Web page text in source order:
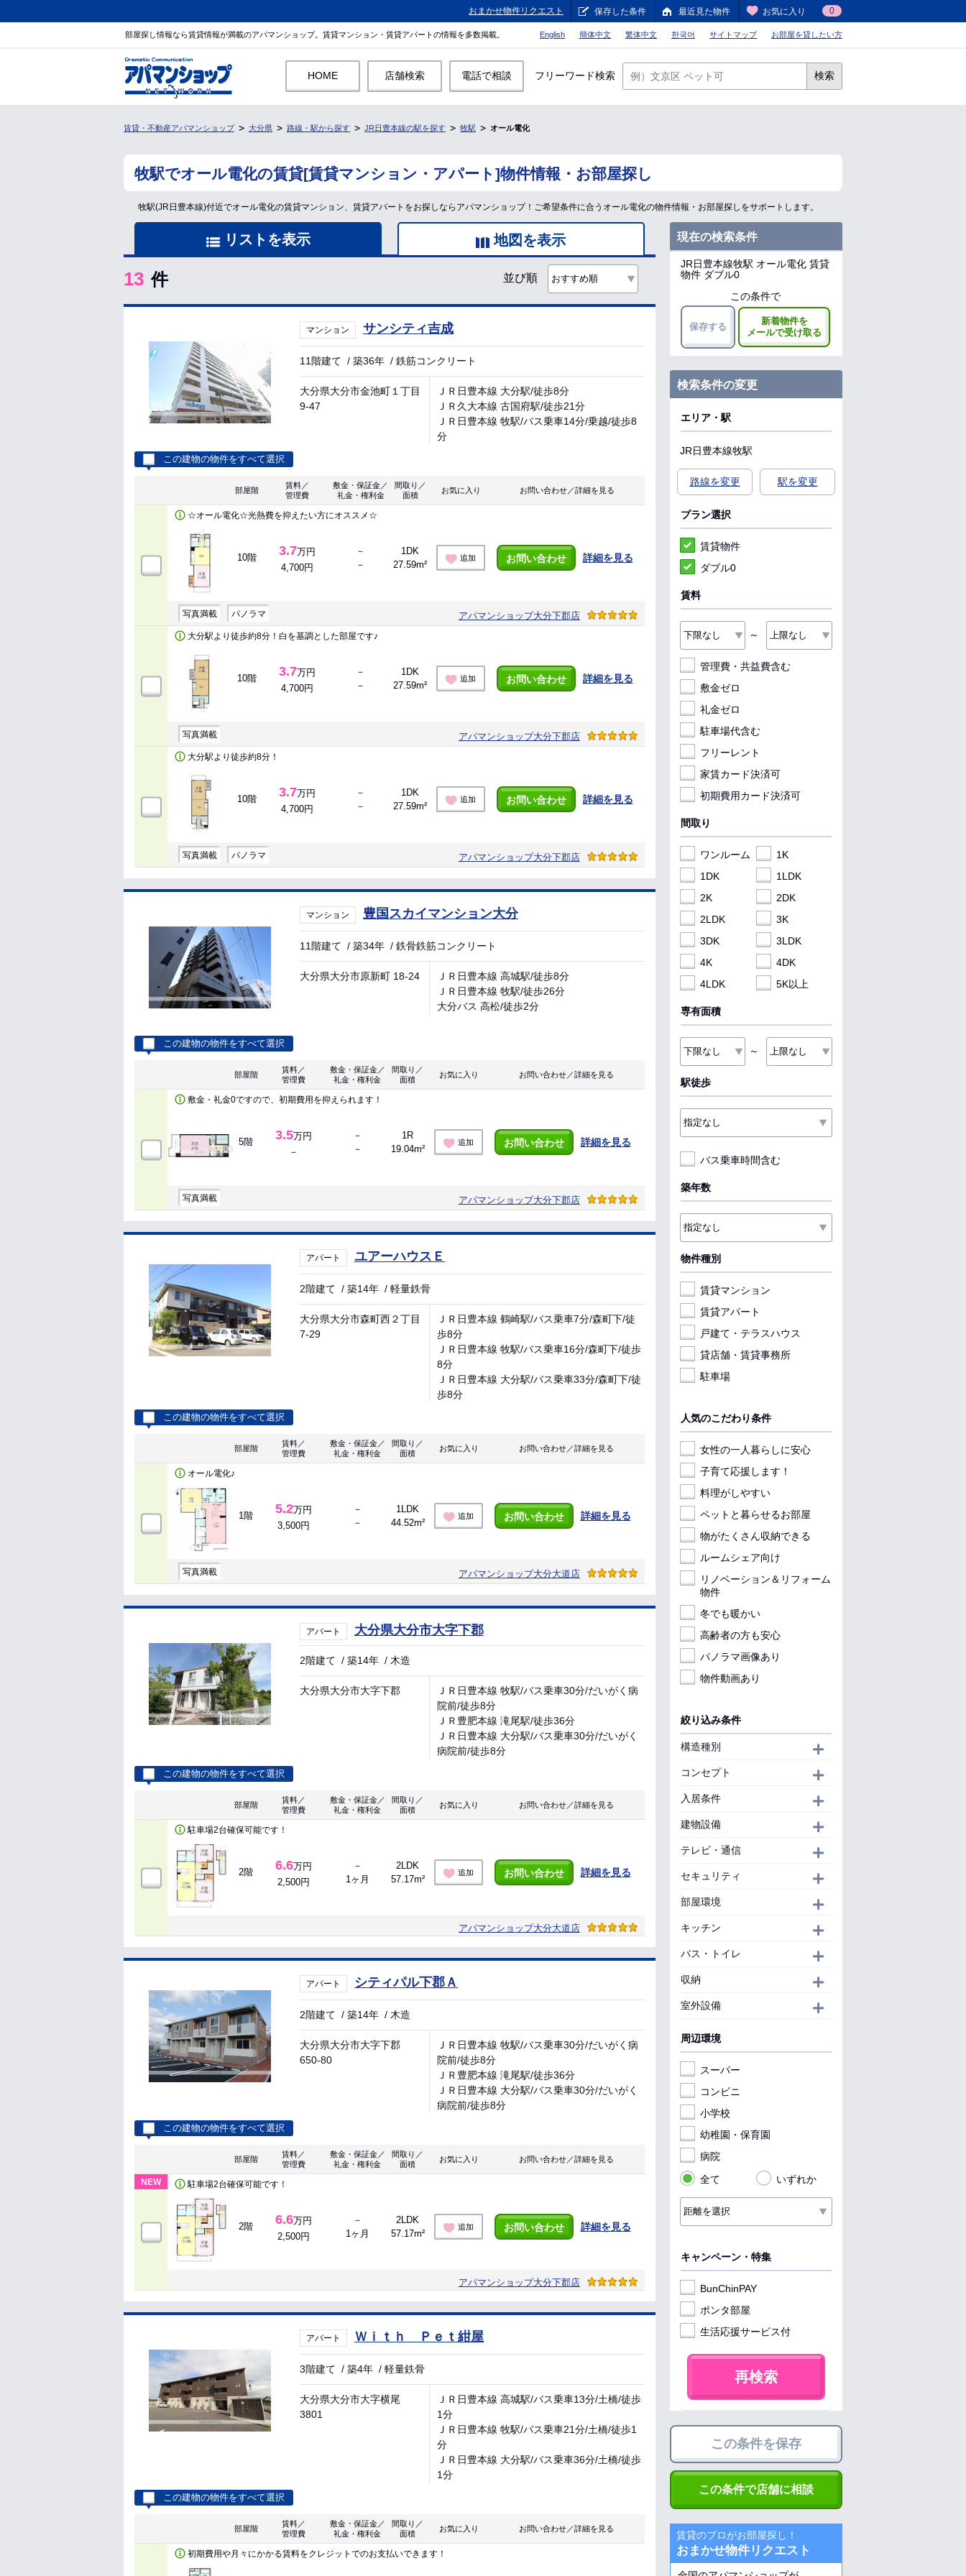
おまかせ物件リクエスト 保存した条件 最近見た物件 お気に入り 0
部屋探し情報なら賃貸情報が満載のアパマンショップ。賃貸マンション・賃貸アパートの情報を多数掲載。 English 簡体中文 繁体中文 한국어 サイトマップ お部屋を貸したい方
HOME 店舗検索 電話で相談 フリーワード検索 検索
賃貸・不動産アパマンショップ 大分県 路線・駅から探す JR日豊本線の駅を探す 牧駅 オール電化
牧駅でオール電化の賃貸[賃貸マンション・アパート]物件情報・お部屋探し
牧駅(JR日豊本線)付近でオール電化の賃貸マンション、賃貸アパートをお探しならアパマンショップ！ご希望条件に合うオール電化の物件情報・お部屋探しをサポートします。
リストを表示 地図を表示
13 件 並び順
マンション サンシティ吉成
11階建て /築36年 /鉄筋コンクリート
大分県大分市金池町１丁目
9-47
ＪＲ日豊本線 大分駅/徒歩8分
ＪＲ久大本線 古国府駅/徒歩21分
ＪＲ日豊本線 牧駅/バス乗車14分/乗越/徒歩8
分
この建物の物件をすべて選択
部屋階
賃料／
管理費
敷金・保証金／
礼金・権利金
間取り／
面積
お気に入り お問い合わせ／詳細を見る
☆オール電化☆光熱費を抑えたい方にオススメ☆
10階 3.7万円
4,700円
－
－
1DK
27.59m²
追加 お問い合わせ 詳細を見る
写真満載 パノラマ アパマンショップ大分下郡店
大分駅より徒歩約8分！白を基調とした部屋です♪
10階 3.7万円
4,700円
－
－
1DK
27.59m²
追加 お問い合わせ 詳細を見る
写真満載 アパマンショップ大分下郡店
大分駅より徒歩約8分！
10階 3.7万円
4,700円
－
－
1DK
27.59m²
追加 お問い合わせ 詳細を見る
写真満載 パノラマ アパマンショップ大分下郡店
マンション 豊国スカイマンション大分
11階建て /築34年 /鉄骨鉄筋コンクリート
大分県大分市原新町 18-24
ＪＲ日豊本線 高城駅/徒歩8分
ＪＲ日豊本線 牧駅/徒歩26分
大分バス 高松/徒歩2分
この建物の物件をすべて選択
部屋階
賃料／
管理費
敷金・保証金／
礼金・権利金
間取り／
面積
お気に入り お問い合わせ／詳細を見る
敷金・礼金0ですので、初期費用を抑えられます！
5階 3.5万円
－
－
－
1R
19.04m²
追加 お問い合わせ 詳細を見る
写真満載 アパマンショップ大分下郡店
アパート ユアーハウスＥ
2階建て /築14年 /軽量鉄骨
大分県大分市森町西２丁目
7-29
ＪＲ日豊本線 鶴崎駅/バス乗車7分/森町下/徒
歩8分
ＪＲ日豊本線 牧駅/バス乗車16分/森町下/徒歩
8分
ＪＲ日豊本線 大分駅/バス乗車33分/森町下/徒
歩8分
この建物の物件をすべて選択
部屋階
賃料／
管理費
敷金・保証金／
礼金・権利金
間取り／
面積
お気に入り お問い合わせ／詳細を見る
オール電化♪
1階 5.2万円
3,500円
－
－
1LDK
44.52m²
追加 お問い合わせ 詳細を見る
写真満載 アパマンショップ大分大道店
アパート 大分県大分市大字下郡
2階建て /築14年 / 木造
大分県大分市大字下郡
ＪＲ日豊本線 牧駅/バス乗車30分/だいがく病
院前/徒歩8分
ＪＲ豊肥本線 滝尾駅/徒歩36分
ＪＲ日豊本線 大分駅/バス乗車30分/だいがく
病院前/徒歩8分
この建物の物件をすべて選択
部屋階
賃料／
管理費
敷金・保証金／
礼金・権利金
間取り／
面積
お気に入り お問い合わせ／詳細を見る
駐車場2台確保可能です！
2階 6.6万円
2,500円
－
1ヶ月
2LDK
57.17m²
追加 お問い合わせ 詳細を見る
アパマンショップ大分大道店
アパート シティパル下郡Ａ
2階建て /築14年 / 木造
大分県大分市大字下郡
650-80
ＪＲ日豊本線 牧駅/バス乗車30分/だいがく病
院前/徒歩8分
ＪＲ豊肥本線 滝尾駅/徒歩36分
ＪＲ日豊本線 大分駅/バス乗車30分/だいがく
病院前/徒歩8分
この建物の物件をすべて選択
部屋階
賃料／
管理費
敷金・保証金／
礼金・権利金
間取り／
面積
お気に入り お問い合わせ／詳細を見る
NEW 駐車場2台確保可能です！
2階 6.6万円
2,500円
－
1ヶ月
2LDK
57.17m²
追加 お問い合わせ 詳細を見る
アパマンショップ大分下郡店
アパート Ｗｉｔｈ Ｐｅｔ紺屋
3階建て /築4年 /軽量鉄骨
大分県大分市大字横尾
3801
ＪＲ日豊本線 高城駅/バス乗車13分/土橋/徒歩
1分
ＪＲ日豊本線 牧駅/バス乗車21分/土橋/徒歩1
分
ＪＲ日豊本線 大分駅/バス乗車36分/土橋/徒歩
1分
この建物の物件をすべて選択
部屋階
賃料／
管理費
敷金・保証金／
礼金・権利金
間取り／
面積
お気に入り お問い合わせ／詳細を見る
初期費用や月々にかかる賃料をクレジットでのお支払いできます！
現在の検索条件
JR日豊本線牧駅 オール電化 賃貸
物件 ダブル0
この条件で
保存する
新着物件を
メールで受け取る
検索条件の変更
エリア・駅
JR日豊本線牧駅
路線を変更 駅を変更
プラン選択
賃貸物件
ダブル0
賃料
～
管理費・共益費含む
敷金ゼロ
礼金ゼロ
駐車場代含む
フリーレント
家賃カード決済可
初期費用カード決済可
間取り
ワンルーム
1K
1DK
1LDK
2K
2DK
2LDK
3K
3DK
3LDK
4K
4DK
4LDK
5K以上
専有面積
～
駅徒歩
バス乗車時間含む
築年数
物件種別
賃貸マンション
賃貸アパート
戸建て・テラスハウス
貸店舗・賃貸事務所
駐車場
人気のこだわり条件
女性の一人暮らしに安心
子育て応援します！
料理がしやすい
ペットと暮らせるお部屋
物がたくさん収納できる
ルームシェア向け
リノベーション＆リフォーム
物件
冬でも暖かい
高齢者の方も安心
パノラマ画像あり
物件動画あり
絞り込み条件
構造種別
コンセプト
入居条件
建物設備
テレビ・通信
セキュリティ
部屋環境
キッチン
バス・トイレ
収納
室外設備
周辺環境
スーパー
コンビニ
小学校
幼稚園・保育園
病院
全て
いずれか
キャンペーン・特集
BunChinPAY
ポンタ部屋
生活応援サービス付
再検索
この条件を保存
この条件で店舗に相談
賃貸のプロがお部屋探し！
おまかせ物件リクエスト